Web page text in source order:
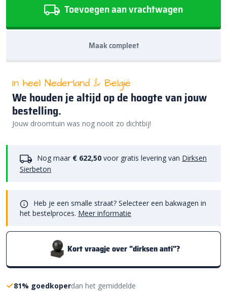
Toevoegen aan vrachtwagen
Maak compleet
In heel Nederland & België
We houden je altijd op de hoogte van jouw
bestelling.
Jouw droomtuin was nog nooit zo dichtbij!
Nog maar € 622,50 voor gratis levering van Dirksen
Sierbeton
Heb je een smalle straat? Selecteer een bakwagen in
het bestelproces. Meer informatie
Kort vraagje over "dirksen anti"?
81% goedkoperdan het gemiddelde